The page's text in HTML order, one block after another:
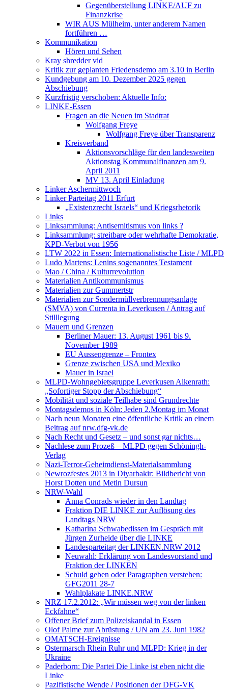
Gegenüberstellung LINKE/AUF zu
Finanzkrise
WIR AUS Mülheim, unter anderem Namen
fortführen …
Kommunikation
Hören und Sehen
Kray shredder vid
Kritik zur geplanten Friedensdemo am 3.10 in Berlin
Kundgebung am 10. Dezember 2025 gegen
Abschiebung
Kurzfristig verschoben: Aktuelle Info:
LINKE-Essen
Fragen an die Neuen im Stadtrat
Wolfgang Freye
Wolfgang Freye über Transparenz
Kreisverband
Aktionsvorschläge für den landesweiten
Aktionstag Kommunalfinanzen am 9.
April 2011
MV 13. April Einladung
Linker Aschermittwoch
Linker Parteitag 2011 Erfurt
„Existenzrecht Israels“ und Kriegsrhetorik
Links
Linksammlung: Antisemitismus von links ?
Linksammlung: streitbare oder wehrhafte Demokratie,
KPD-Verbot von 1956
LTW 2022 in Essen: Internationalistische Liste / MLPD
Ludo Martens: Lenins sogenanntes Testament
Mao / China / Kulturrevolution
Materialien Antikommunismus
Materialien zur Gummertstr
Materialien zur Sondermüllverbrennungsanlage
(SMVA) von Currenta in Leverkusen / Antrag auf
Stilllegung
Mauern und Grenzen
Berliner Mauer: 13. August 1961 bis 9.
November 1989
EU Aussengrenze – Frontex
Grenze zwischen USA und Mexiko
Mauer in Israel
MLPD-Wohngebietsgruppe Leverkusen Alkenrath:
„Sofortiger Stopp der Abschiebung“
Mobilität und soziale Teilhabe sind Grundrechte
Montagsdemos in Köln: Jeden 2.Montag im Monat
Nach neun Monaten eine öffentliche Kritik an einem
Beitrag auf nrw.dfg-vk.de
Nach Recht und Gesetz – und sonst gar nichts…
Nachlese zum Prozeß – MLPD gegen Schöningh-
Verlag
Nazi-Terror-Geheimdienst-Materialsammlung
Newrozfestes 2013 in Diyarbakir: Bildbericht von
Horst Dotten und Metin Dursun
NRW-Wahl
Anna Conrads wieder in den Landtag
Fraktion DIE LINKE zur Auflösung des
Landtags NRW
Katharina Schwabedissen im Gespräch mit
Jürgen Zurheide über die LINKE
Landesparteitag der LINKEN.NRW 2012
Neuwahl: Erklärung von Landesvorstand und
Fraktion der LINKEN
Schuld geben oder Paragraphen verstehen:
GFG2011 28-7
Wahlplakate LINKE.NRW
NRZ 17.2.2012: „Wir müssen weg von der linken
Eckfahne“
Offener Brief zum Polizeiskandal in Essen
Olof Palme zur Abrüstung / UN am 23. Juni 1982
OMATSCH-Ereignisse
Ostermarsch Rhein Ruhr und MLPD: Krieg in der
Ukraine
Paderborn: Die Partei Die Linke ist eben nicht die
Linke
Pazifistische Wende / Positionen der DFG-VK